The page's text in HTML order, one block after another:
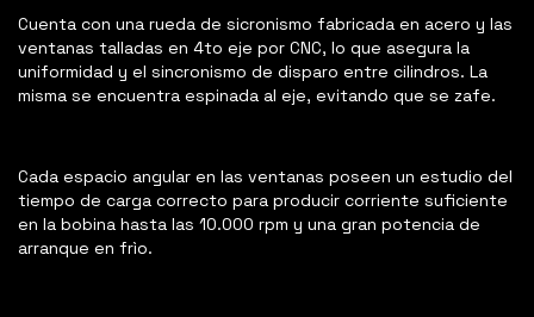
Cuenta con una rueda de sicronismo fabricada en acero y las
ventanas talladas en 4to eje por CNC, lo que asegura la
uniformidad y el sincronismo de disparo entre cilindros. La
misma se encuentra espinada al eje, evitando que se zafe.
Cada espacio angular en las ventanas poseen un estudio del
tiempo de carga correcto para producir corriente suficiente
en la bobina hasta las 10.000 rpm y una gran potencia de
arranque en frìo.